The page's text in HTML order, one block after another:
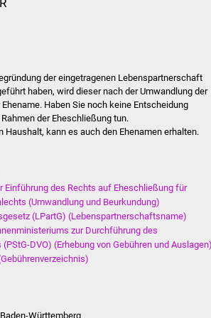
der eingetragenen Lebenspartnerschaft
haben, wird dieser nach der Umwandlung der
Haben Sie noch keine Entscheidung
der Eheschließung tun.
Haushalt, kann es auch den Ehenamen erhalten.
Einführung des Rechts auf Eheschließung für
(Umwandlung und Beurkundung)
(LPartG) (Lebenspartnerschaftsname)
zur Durchführung des
DVO) (Erhebung von Gebühren und
Württemberg